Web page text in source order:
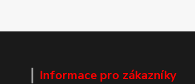
Informace pro zákazníky